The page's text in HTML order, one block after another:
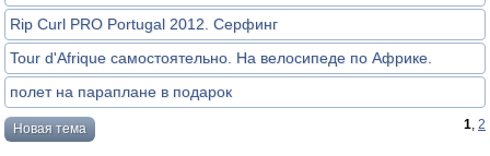
Rip Curl PRO Portugal 2012. Серфинг
Tour d'Afrique самостоятельно. На велосипеде по Африке.
полет на параплане в подарок
Новая тема 1, 2